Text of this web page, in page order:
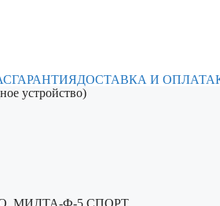
ГАРАНТИЯДОСТАВКА И ОПЛАТА
устройство)
МИЛТА-Ф-5 СПОРТ.